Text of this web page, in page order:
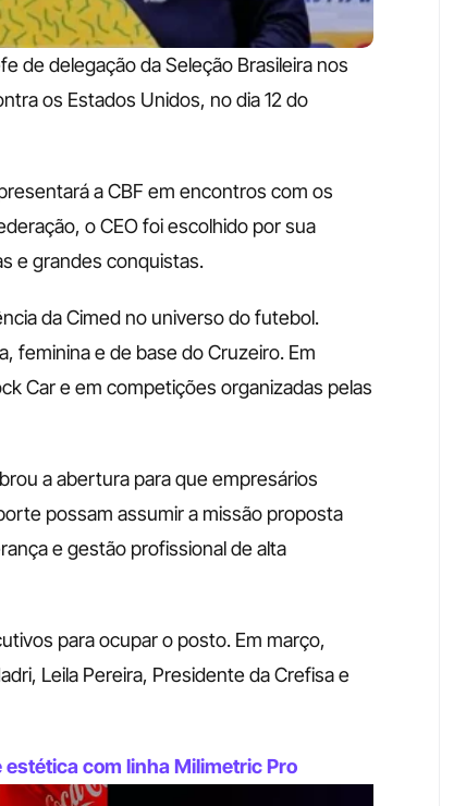
de delegação da Seleção Brasileira nos
os Estados Unidos, no dia 12 do
a CBF em encontros com os
o CEO foi escolhido por sua
e grandes conquistas.
da Cimed no universo do futebol.
feminina e de base do Cruzeiro. Em
Car e em competições organizadas pelas
a abertura para que empresários
possam assumir a missão proposta
e gestão profissional de alta
para ocupar o posto. Em março,
Leila Pereira, Presidente da Crefisa e
com linha Milimetric Pro